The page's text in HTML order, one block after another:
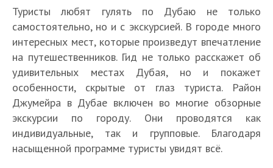
Туристы любят гулять по Дубаю не только
самостоятельно, но и с экскурсией. В городе много
интересных мест, которые произведут впечатление
на путешественников. Гид не только расскажет об
удивительных местах Дубая, но и покажет
особенности, скрытые от глаз туриста. Район
Джумейра в Дубае включен во многие обзорные
экскурсии по городу. Они проводятся как
индивидуальные, так и групповые. Благодаря
насыщенной программе туристы увидят всё.